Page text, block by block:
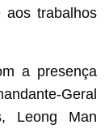
trabalhos
a presença
Geral
Leong Man